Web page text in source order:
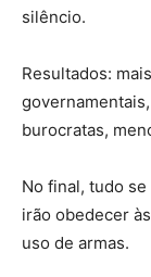
silêncio.
Resultados:
burocratas,
No final, tudo
irão obedecer
uso de armas.